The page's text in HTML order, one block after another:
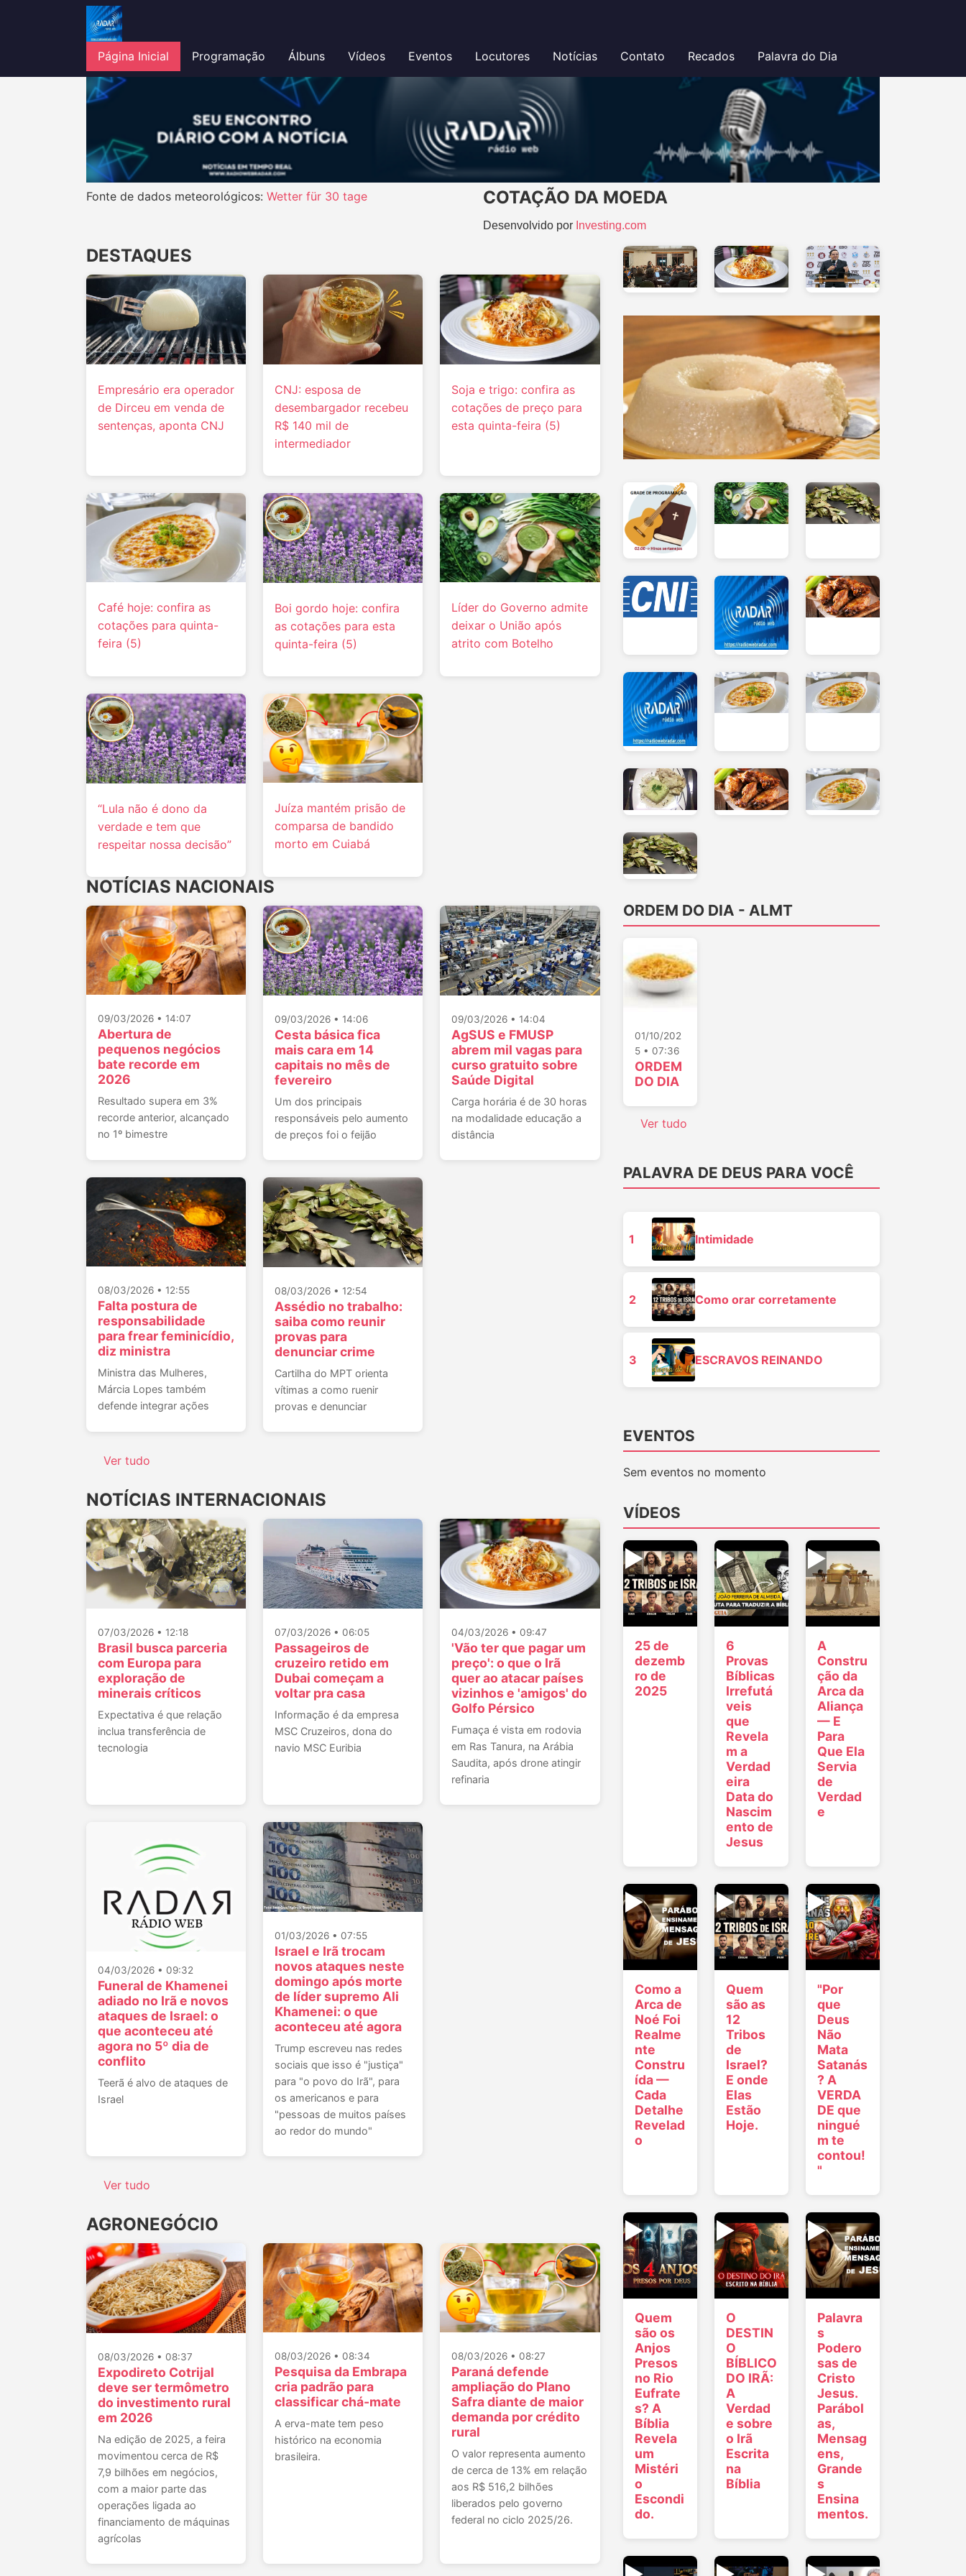
Página Inicial Programação Álbuns Vídeos Eventos Locutores Notícias Contato Recados Palavra do Dia
Fonte de dados meteorológicos: Wetter für 30 tage COTAÇÃO DA MOEDA
Desenvolvido por Investing.com
DESTAQUES
Empresário era operador
de Dirceu em venda de
sentenças, aponta CNJ
CNJ: esposa de
desembargador recebeu
R$ 140 mil de
intermediador
Soja e trigo: confira as
cotações de preço para
esta quinta-feira (5)
Café hoje: confira as
cotações para quinta-
feira (5)
Boi gordo hoje: confira
as cotações para esta
quinta-feira (5)
Líder do Governo admite
deixar o União após
atrito com Botelho
“Lula não é dono da
verdade e tem que
respeitar nossa decisão”
Juíza mantém prisão de
comparsa de bandido
morto em Cuiabá
NOTÍCIAS NACIONAIS
09/03/2026 • 14:07
Abertura de
pequenos negócios
bate recorde em
2026
Resultado supera em 3%
recorde anterior, alcançado
no 1º bimestre
09/03/2026 • 14:06
Cesta básica fica
mais cara em 14
capitais no mês de
fevereiro
Um dos principais
responsáveis pelo aumento
de preços foi o feijão
09/03/2026 • 14:04
AgSUS e FMUSP
abrem mil vagas para
curso gratuito sobre
Saúde Digital
Carga horária é de 30 horas
na modalidade educação a
distância
08/03/2026 • 12:55
Falta postura de
responsabilidade
para frear feminicídio,
diz ministra
Ministra das Mulheres,
Márcia Lopes também
defende integrar ações
08/03/2026 • 12:54
Assédio no trabalho:
saiba como reunir
provas para
denunciar crime
Cartilha do MPT orienta
vítimas a como ruenir
provas e denunciar
Ver tudo
NOTÍCIAS INTERNACIONAIS
07/03/2026 • 12:18
Brasil busca parceria
com Europa para
exploração de
minerais críticos
Expectativa é que relação
inclua transferência de
tecnologia
07/03/2026 • 06:05
Passageiros de
cruzeiro retido em
Dubai começam a
voltar pra casa
Informação é da empresa
MSC Cruzeiros, dona do
navio MSC Euribia
04/03/2026 • 09:47
'Vão ter que pagar um
preço': o que o Irã
quer ao atacar países
vizinhos e 'amigos' do
Golfo Pérsico
Fumaça é vista em rodovia
em Ras Tanura, na Arábia
Saudita, após drone atingir
refinaria
04/03/2026 • 09:32
Funeral de Khamenei
adiado no Irã e novos
ataques de Israel: o
que aconteceu até
agora no 5º dia de
conflito
Teerã é alvo de ataques de
Israel
01/03/2026 • 07:55
Israel e Irã trocam
novos ataques neste
domingo após morte
de líder supremo Ali
Khamenei: o que
aconteceu até agora
Trump escreveu nas redes
sociais que isso é "justiça"
para "o povo do Irã", para
os americanos e para
"pessoas de muitos países
ao redor do mundo"
Ver tudo
AGRONEGÓCIO
08/03/2026 • 08:37
Expodireto Cotrijal
deve ser termômetro
do investimento rural
em 2026
Na edição de 2025, a feira
movimentou cerca de R$
7,9 bilhões em negócios,
com a maior parte das
operações ligada ao
financiamento de máquinas
agrícolas
08/03/2026 • 08:34
Pesquisa da Embrapa
cria padrão para
classificar chá-mate
A erva-mate tem peso
histórico na economia
brasileira.
08/03/2026 • 08:27
Paraná defende
ampliação do Plano
Safra diante de maior
demanda por crédito
rural
O valor representa aumento
de cerca de 13% em relação
aos R$ 516,2 bilhões
liberados pelo governo
federal no ciclo 2025/26.
ORDEM DO DIA - ALMT
01/10/202
5 • 07:36
ORDEM
DO DIA
Ver tudo
PALAVRA DE DEUS PARA VOCÊ
1 Intimidade
2 Como orar corretamente
3 ESCRAVOS REINANDO
EVENTOS
Sem eventos no momento
VÍDEOS
▶
25 de
dezemb
ro de
2025
▶
6
Provas
Bíblicas
Irrefutá
veis
que
Revela
m a
Verdad
eira
Data do
Nascim
ento de
Jesus
▶
A
Constru
ção da
Arca da
Aliança
— E
Para
Que Ela
Servia
de
Verdad
e
▶
Como a
Arca de
Noé Foi
Realme
nte
Constru
ída —
Cada
Detalhe
Revelad
o
▶
Quem
são as
12
Tribos
de
Israel?
E onde
Elas
Estão
Hoje.
▶
"Por
que
Deus
Não
Mata
Satanás
? A
VERDA
DE que
ningué
m te
contou!
"
▶
Quem
são os
Anjos
Presos
no Rio
Eufrate
s? A
Bíblia
Revela
um
Mistéri
o
Escondi
do.
▶
O
DESTIN
O
BÍBLICO
DO IRÃ:
A
Verdad
e sobre
o Irã
Escrita
na
Bíblia
▶
Palavra
s
Podero
sas de
Cristo
Jesus.
Parábol
as,
Mensag
ens,
Grande
s
Ensina
mentos.